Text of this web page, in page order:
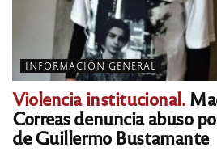
INFORMACIÓN GENERAL
Violencia institucional.
Correas denuncia abuso
de Guillermo Bustamante